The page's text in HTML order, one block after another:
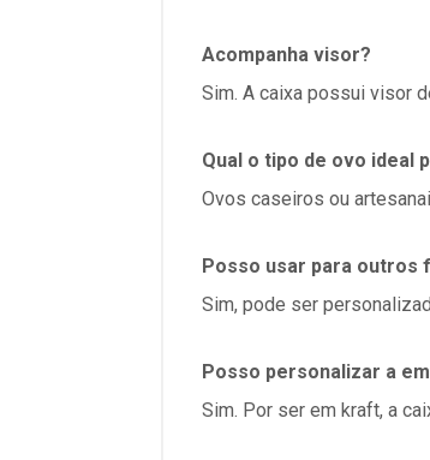
Acompanha visor?
Sim. A caixa possui visor
Qual o tipo de ovo ideal
Ovos caseiros ou
Posso usar para outros
Sim, pode ser
Posso personalizar a
Sim. Por ser em kraft, a